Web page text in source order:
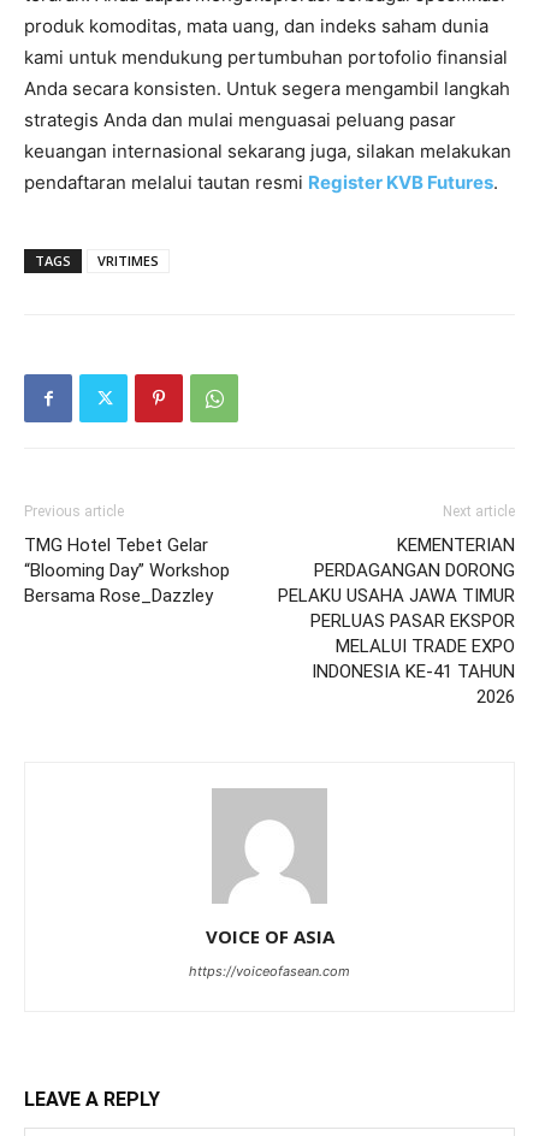
produk komoditas, mata uang, dan indeks saham dunia
kami untuk mendukung pertumbuhan portofolio finansial
Anda secara konsisten. Untuk segera mengambil langkah
strategis Anda dan mulai menguasai peluang pasar
keuangan internasional sekarang juga, silakan melakukan
pendaftaran melalui tautan resmi Register KVB Futures.
TAGS VRITIMES
Previous article
TMG Hotel Tebet Gelar
“Blooming Day” Workshop
Bersama Rose_Dazzley
Next article
KEMENTERIAN
PERDAGANGAN DORONG
PELAKU USAHA JAWA TIMUR
PERLUAS PASAR EKSPOR
MELALUI TRADE EXPO
INDONESIA KE-41 TAHUN
2026
VOICE OF ASIA
https://voiceofasean.com
LEAVE A REPLY